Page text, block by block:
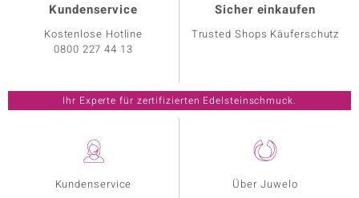
Kundenservice
Über Juwelo
Kundenservice
Kostenlose Hotline
0800 227 44 13
Sicher einkaufen
Trusted Shops Käuferschutz
Ihr Experte für zertifizierten Edelsteinschmuck.